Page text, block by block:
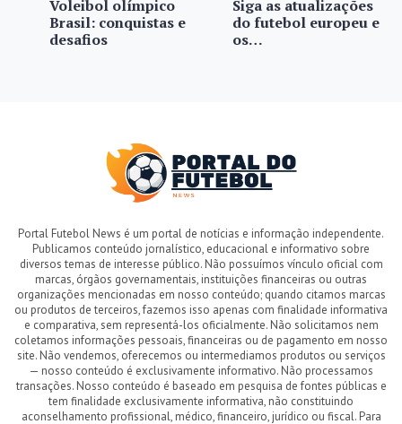
Voleibol olímpico
Brasil: conquistas e
desafios
Siga as atualizações
do futebol europeu e
os…
Portal Futebol News é um portal de notícias e informação independente.
Publicamos conteúdo jornalístico, educacional e informativo sobre
diversos temas de interesse público. Não possuímos vínculo oficial com
marcas, órgãos governamentais, instituições financeiras ou outras
organizações mencionadas em nosso conteúdo; quando citamos marcas
ou produtos de terceiros, fazemos isso apenas com finalidade informativa
e comparativa, sem representá-los oficialmente. Não solicitamos nem
coletamos informações pessoais, financeiras ou de pagamento em nosso
site. Não vendemos, oferecemos ou intermediamos produtos ou serviços
— nosso conteúdo é exclusivamente informativo. Não processamos
transações. Nosso conteúdo é baseado em pesquisa de fontes públicas e
tem finalidade exclusivamente informativa, não constituindo
aconselhamento profissional, médico, financeiro, jurídico ou fiscal. Para